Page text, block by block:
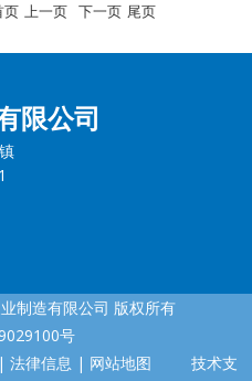
页 上一页 下一页 尾页
限公司
制造有限公司 版权所有
号
| 法律信息 | 网站地图
技术支